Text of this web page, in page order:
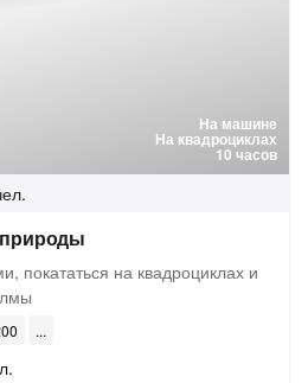
На машине
На квадроциклах
10 часов
покататься на квадроциклах и